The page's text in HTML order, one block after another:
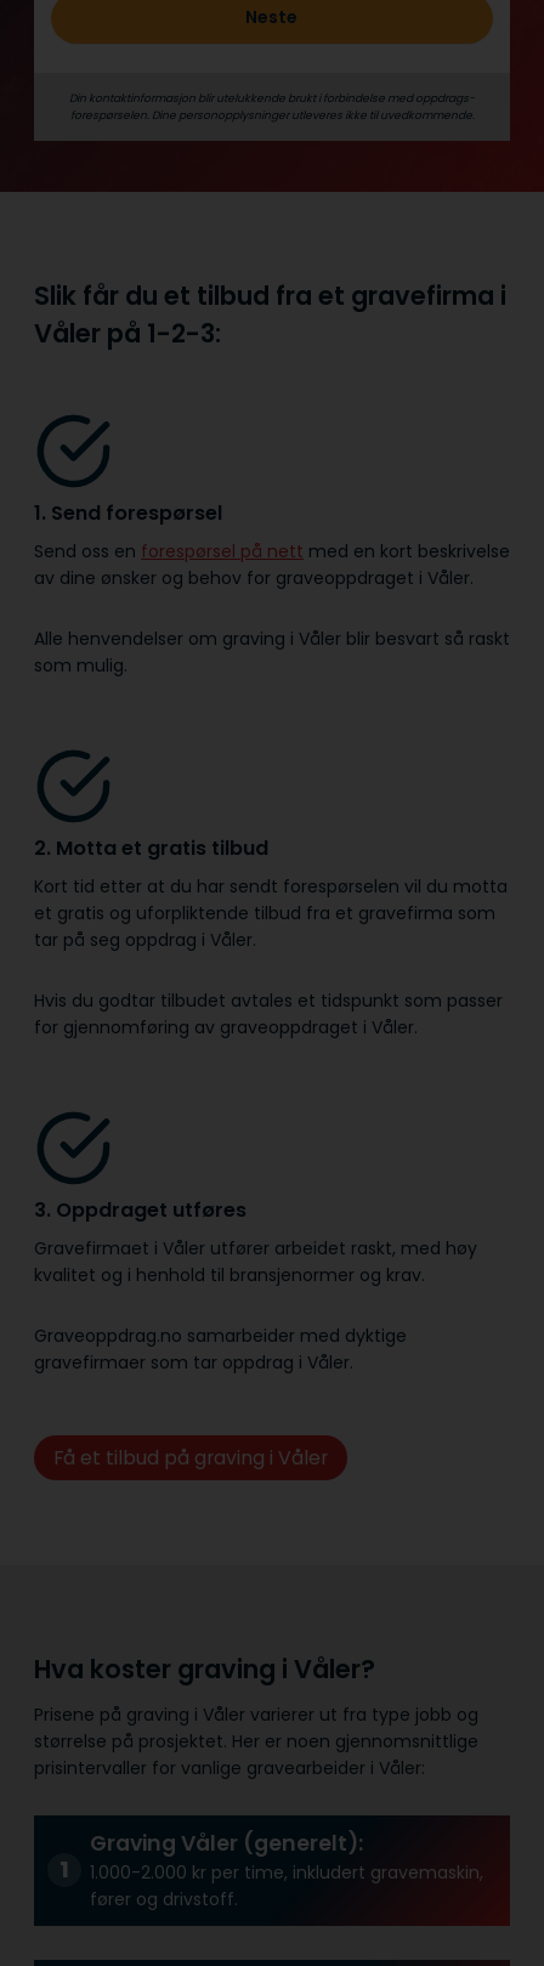
Neste
Din kontaktinformasjon blir utelukkende brukt i forbindelse med oppdrags­
forespørselen. Dine person­­opplysninger utleveres ikke til uvedkommende.
Slik får du et tilbud fra et gravefirma i
Våler på 1-2-3:
1. Send forespørsel
Send oss en forespørsel på nett med en kort beskrivelse
av dine ønsker og behov for graveoppdraget i Våler.
Alle henvendelser om graving i Våler blir besvart så raskt
som mulig.
2. Motta et gratis tilbud
Kort tid etter at du har sendt forespørselen vil du motta
et gratis og uforpliktende tilbud fra et gravefirma som
tar på seg oppdrag i Våler.
Hvis du godtar tilbudet avtales et tidspunkt som passer
for gjennomføring av graveoppdraget i Våler.
3. Oppdraget utføres
Gravefirmaet i Våler utfører arbeidet raskt, med høy
kvalitet og i henhold til bransje­normer og krav.
Graveoppdrag.no samarbeider med dyktige
gravefirmaer som tar oppdrag i Våler.
Få et tilbud på graving i Våler
Hva koster graving i Våler?
Prisene på graving i Våler varierer ut fra type jobb og
størrelse på prosjektet. Her er noen gjennomsnittlige
prisintervaller for vanlige gravearbeider i Våler:
Graving Våler (generelt):
1.000-2.000 kr per time, inkludert gravemaskin,
fører og drivstoff.